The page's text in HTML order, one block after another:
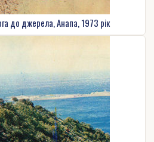
до джерела, Анапа, 1973 рік